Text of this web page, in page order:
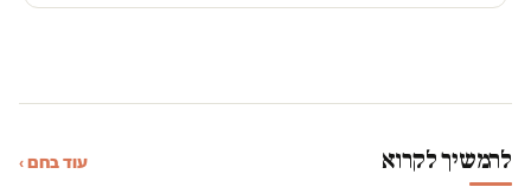
להמשיך לקרוא עוד בחם ›